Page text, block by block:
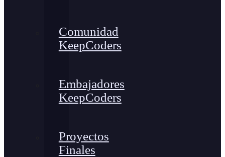
Comunidad
KeepCoders
Embajadores
KeepCoders
Proyectos
Finales